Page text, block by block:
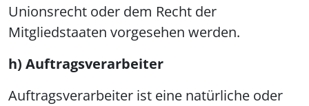
Unionsrecht oder dem Recht der
Mitgliedstaaten vorgesehen werden.
h) Auftragsverarbeiter
Auftragsverarbeiter ist eine natürliche oder